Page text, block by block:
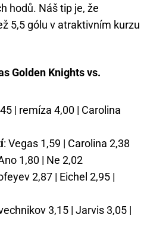
hodů. Náš tip je, že
5,5 gólu v atraktivním kurzu
Golden Knights vs.
| remíza 4,00 | Carolina
: Vegas 1,59 | Carolina 2,38
1,80 | Ne 2,02
2,87 | Eichel 2,95 |
3,15 | Jarvis 3,05 |